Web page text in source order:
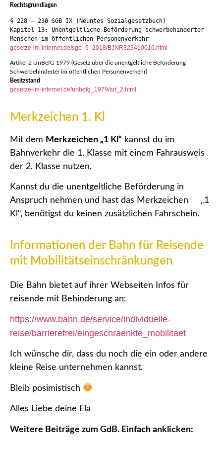
Rechtsgrundlagen
§ 228 — 230 SGB IX (Neuntes Sozialgesetzbuch)
Kapitel 13: Unentgeltliche Beförderung schwerbehinderter
Menschen im öffentlichen Personenverkehr
gesetze-im-internet.de/sgb_9_2018/BJNR323410016.html
Artikel 2 UnBefG 1979 (Gesetz über die unentgeltliche Beförderung
Schwerbehinderter im öffentlichen Personenverkehr)
Besitzstand
gesetze-im-internet.de/unbefg_1979/art_2.html
Merkzeichen 1. Kl
Mit dem Merkzeichen „1 Kl“ kannst du im
Bahnverkehr die 1. Klasse mit einem Fahrausweis
der 2. Klasse nutzen.
Kannst du die unentgeltliche Beförderung in
Anspruch nehmen und hast das Merkzeichen „1
Kl“, benötigst du keinen zusätzlichen Fahrschein.
Informationen der Bahn für Reisende
mit Mobilitätseinschränkungen
Die Bahn bietet auf ihrer Webseiten Infos für
reisende mit Behinderung an:
https://www.bahn.de/service/individuelle-
reise/barrierefrei/eingeschraenkte_mobilitaet
Ich wünsche dir, dass du noch die ein oder andere
kleine Reise unternehmen kannst.
Bleib posimistisch
Alles Liebe deine Ela
Weitere Beiträge zum GdB. Einfach anklicken: